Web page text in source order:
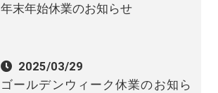
年末年始休業のお知らせ
2025/03/29
ゴールデンウィーク休業のお知ら